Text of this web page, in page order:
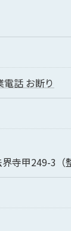
話 お断り
寺甲249-3（